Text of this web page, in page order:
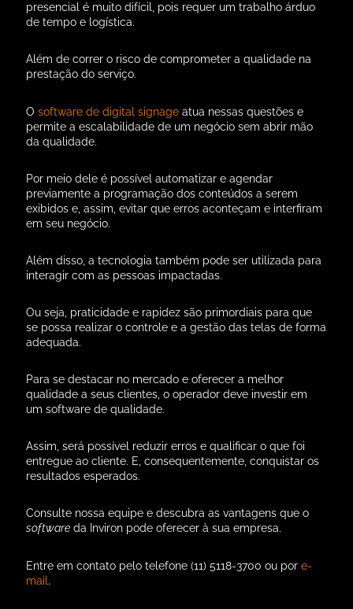
presencial é muito difícil, pois requer um trabalho árduo
de tempo e logística.
Além de correr o risco de comprometer a qualidade na
prestação do serviço.
Osoftware de digital signage atua nessas questões e
permite a escalabilidade de um negócio sem abrir mão
da qualidade.
Por meio dele é possível automatizar e agendar
previamente a programação dos conteúdos a serem
exibidos e, assim, evitar que erros aconteçam e interfiram
em seu negócio.
Além disso, a tecnologia também pode ser utilizada para
interagir com as pessoas impactadas.
Ou seja, praticidade e rapidez são primordiais para que
se possa realizar o controle e a gestão das telas de forma
adequada.
Para se destacar no mercado e oferecer a melhor
qualidade a seus clientes, o operador deve investir em
um software de qualidade.
Assim, será possível reduzir erros e qualificar o que foi
entregue ao cliente. E, consequentemente,conquistar os
resultados esperados.
Consulte nossa equipe e descubra as vantagens que o
software da Inviron pode oferecer à sua empresa.
Entre em contato pelo telefone (11) 5118-3700 ou pore-
mail .